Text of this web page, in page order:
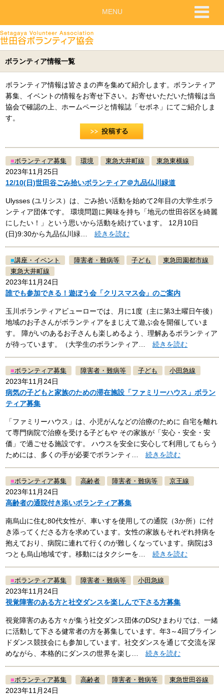
ボランティア情報一覧
ボランティア情報は皆さまの声を集めて紹介します。ボランティア
募集、イベントの情報をお寄せ下さい。お寄せいただいた情報は当
協会で確認の上、ホームページと情報誌「セボネ」にてご紹介しま
す。
■ボランティア募集 環境 東急大井町線 東急東横線
2023年11月25日
12/10(日)世田谷ごみ拾いボランティア＠九品仏川緑道
Ulysses (ユリシス）は、ごみ拾い活動を始めて2年目の大学生ボラ
ンティア団体です。 環境問題に興味を持ち「地元の世田谷区を綺麗
にしたい！」という思いから活動を続けています。 12月10日
(日)9:30から九品仏川緑…続きを読む
■講座・イベント 障害者・難病等 子ども
東急田園都市線
東急大井町線
2023年11月24日
誰でも参加できる！遊ぼう会「クリスマス会」のご案内
玉川ボランティアビューローでは、月に1度（主に第3土曜日午後）
地域のお子さんがボランティアをまじえて遊ぶ会を開催していま
す。 障がいのあるお子さんも楽しめるよう、理解あるボランティア
が待っています。（大学生のボランティア…続きを読む
■ボランティア募集 障害者・難病等 子ども 小田急線
2023年11月24日
病気の子どもと家族のための滞在施設「ファミリーハウス」ボラン
ティア募集
「ファミリーハウス」は、小児がんなどの治療のために 自宅を離れ
て専門病院で治療を受ける子どもや その家族が「安心・安全・安
価」で過ごせる施設です。 ハウスを安全に安心して利用してもらう
ためには、多くの手が必要でボランティ…続きを読む
■ボランティア募集 高齢者 障害者・難病等 京王線
2023年11月24日
高齢者の通院付き添いボランティア募集
南烏山に住む80代女性が、車いすを使用しての通院（3か所）に付
き添ってくださる方を求めています。女性の家族もそれぞれ持病を
抱えており、病院に連れて行くのが難しくなっています。病院は3
つとも烏山地域です。移動にはタクシーを…続きを読む
■ボランティア募集 障害者・難病等 小田急線
2023年11月24日
視覚障害のある方と社交ダンスを楽しんで下さる方募集
視覚障害のある方々が集う社交ダンス団体のDSひまわりでは、一緒
に活動して下さる健常者の方を募集しています。年3～4回ブライン
ドダンス競技会にも参加しています。社交ダンスを通じて交流を深
めながら、本格的にダンスの世界を楽し…続きを読む
■ボランティア募集 高齢者 障害者・難病等 東急世田谷線
2023年11月24日
MENU